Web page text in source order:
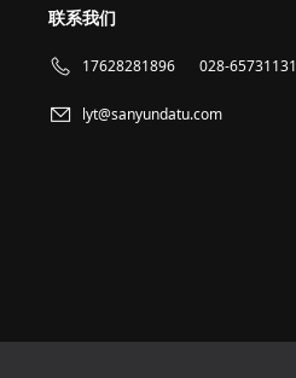
联系我们
17628281896 028-65731131
lyt@sanyundatu.com